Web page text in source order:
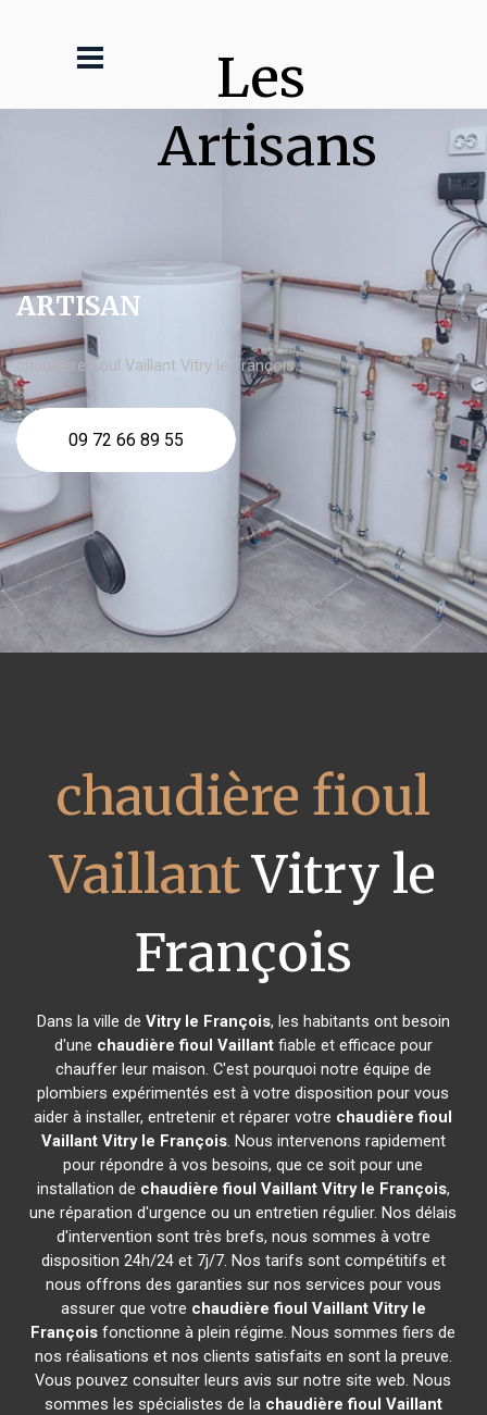
Les
Artisans
ARTISAN
chaudière fioul Vaillant Vitry le François
09 72 66 89 55
chaudière fioul
VaillantVitry le
François
Dans la ville de Vitry le François, les habitants ont besoin
d'une chaudière fioul Vaillantfiable et efficace pour
chauffer leur maison. C'est pourquoi notre équipe de
plombiers expérimentés est à votre disposition pour vous
aider à installer, entretenir et réparer votre chaudière fioul
Vaillant Vitry le François. Nous intervenons rapidement
pour répondre à vos besoins, que ce soit pour une
installation de chaudière fioul Vaillant Vitry le François,
une réparation d'urgence ou un entretien régulier. Nos délais
d'intervention sont très brefs, nous sommes à votre
disposition 24h/24 et 7j/7. Nos tarifs sont compétitifs et
nous offrons des garanties sur nos services pour vous
assurer que votre chaudière fioul Vaillant Vitry le
François fonctionne à plein régime. Nous sommes fiers de
nos réalisations et nos clients satisfaits en sont la preuve.
Vous pouvez consulter leurs avis sur notre site web. Nous
sommes les spécialistes de la chaudière fioul Vaillant